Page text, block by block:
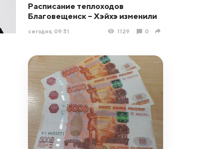
Расписание теплоходов
Благовещенск – Хэйхэ изменили
сегодня, 09:51 1129 0